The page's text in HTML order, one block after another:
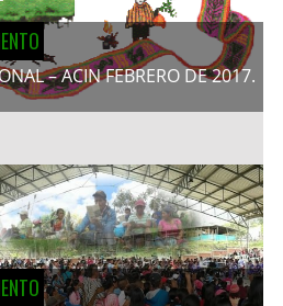
– ACIN FEBRERO DE 2017.